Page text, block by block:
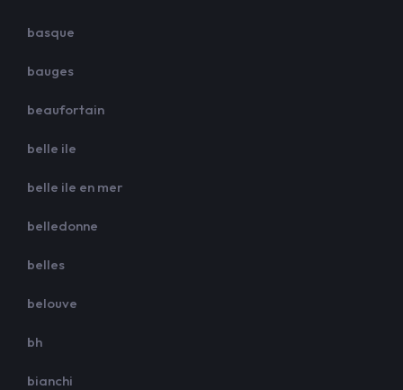
basque
bauges
beaufortain
belle ile
belle ile en mer
belledonne
belles
belouve
bh
bianchi